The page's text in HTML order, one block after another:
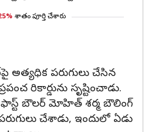
శాతం పూర్తి చేశారు
పరుగులు చేసిన
రికార్డును సృష్టించాడు.
బౌలర్ మోహిత్ శర్మ బౌలింగ్
చేశాడు, ఇందులో ఏడు